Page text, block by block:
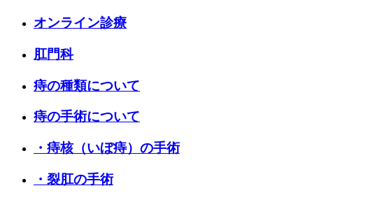
オンライン診療
肛門科
痔の種類について
痔の手術について
・痔核（いぼ痔）の手術
・裂肛の手術